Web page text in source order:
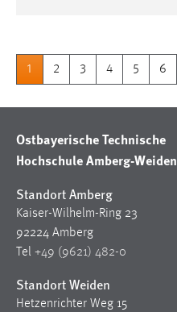
1 2 3 4 5 6
Ostbayerische Technische
Hochschule Amberg-Weiden
Standort Amberg
Kaiser-Wilhelm-Ring 23
92224 Amberg
Tel +49 (9621) 482-0
Standort Weiden
Hetzenrichter Weg 15